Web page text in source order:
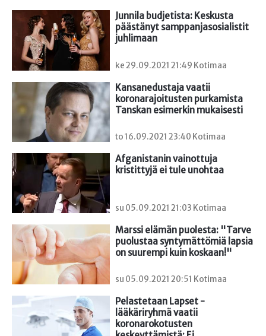
Junnila budjetista: Keskusta
päästänyt samppanjasosialistit
juhlimaan
ke 29.09.2021 21:49 Kotimaa
Kansanedustaja vaatii
koronarajoitusten purkamista
Tanskan esimerkin mukaisesti
to 16.09.2021 23:40 Kotimaa
Afganistanin vainottuja
kristittyjä ei tule unohtaa
su 05.09.2021 21:03 Kotimaa
Marssi elämän puolesta: "Tarve
puolustaa syntymättömiä lapsia
on suurempi kuin koskaan!"
su 05.09.2021 20:51 Kotimaa
Pelastetaan Lapset -
lääkäriryhmä vaatii
koronarokotusten